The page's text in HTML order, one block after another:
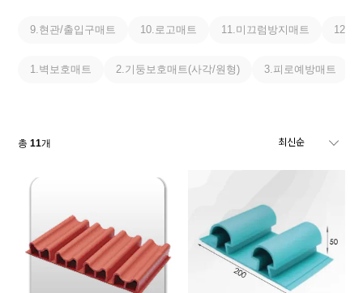
9.현관/출입구매트 10.로고매트 11.미끄럼방지매트 12.체
1.벽보호매트 2.기둥보호매트(사각/원형) 3.피로예방매트
총11개